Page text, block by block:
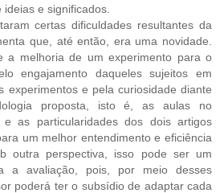
ideias e significados.
certas dificuldades resultantes da
que, até então, era uma novidade.
a melhoria de um experimento para o
engajamento daqueles sujeitos em
experimentos e pela curiosidade diante
proposta, isto é, as aulas no
as particularidades dos dois artigos
um melhor entendimento e eficiência
outra perspectiva, isso pode ser um
a avaliação, pois, por meio desses
poderá ter o subsídio de adaptar cada